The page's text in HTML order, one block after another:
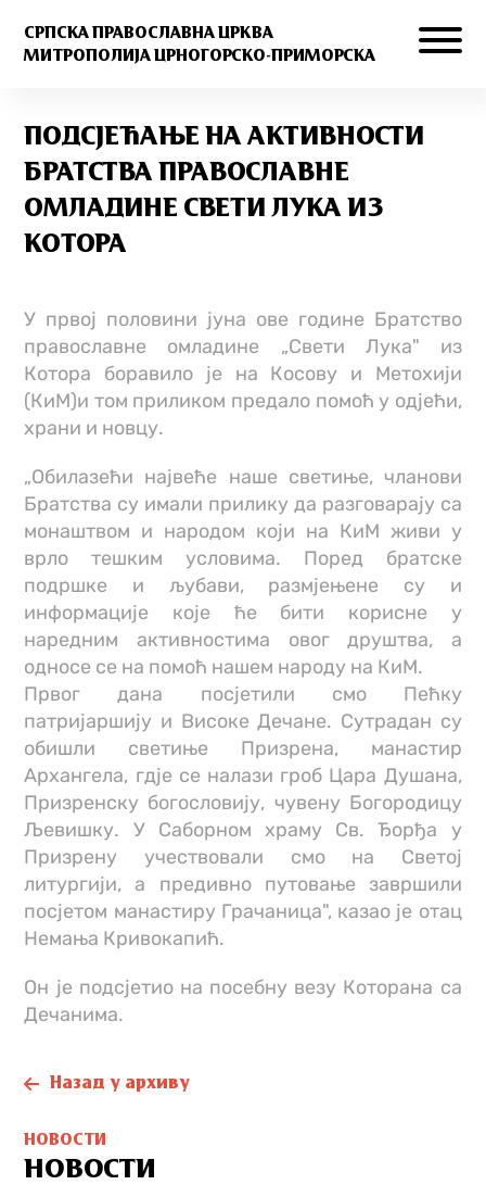
СРПСКА ПРАВОСЛАВНА ЦРКВА
МИТРОПОЛИЈА ЦРНОГОРСКО-ПРИМОРСКА
ПОДСЈЕЋАЊЕ НА АКТИВНОСТИ
БРАТСТВА ПРАВОСЛАВНЕ
ОМЛАДИНЕ СВЕТИ ЛУКА ИЗ
КОТОРА
У првој половини јуна ове године Братство
православне омладине „Свети Лука" из
Котора боравило је на Косову и Метохији
(КиМ)и том приликом предало помоћ у одјећи,
храни и новцу.
„Обилазећи највеће наше светиње, чланови
Братства су имали прилику да разговарају са
монаштвом и народом који на КиМ живи у
врло тешким условима. Поред братске
подршке и љубави, размјењене су и
информације које ће бити корисне у
наредним активностима овог друштва, а
односе се на помоћ нашем народу на КиМ.
Првог дана посјетили смо Пећку
патријаршију и Високе Дечане. Сутрадан су
обишли светиње Призрена, манастир
Архангела, гдје се налази гроб Цара Душана,
Призренску богословију, чувену Богородицу
Љевишку. У Саборном храму Св. Ђорђа у
Призрену учествовали смо на Светој
литургији, а предивно путовање завршили
посјетом манастиру Грачаница", казао је отац
Немања Кривокапић.
Он је подсјетио на посебну везу Которана са
Дечанима.
Назад у архиву
НОВОСТИ
НОВОСТИ